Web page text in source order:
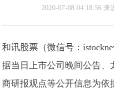
2020-07-08 04:18:56 来
和讯股票（微信号：
据当日上市公司晚间公告
商研报观点等公开信息为